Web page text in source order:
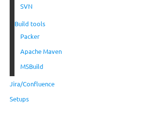
SVN
Build tools
Packer
Apache Maven
MSBuild
Jira/Confluence
Setups